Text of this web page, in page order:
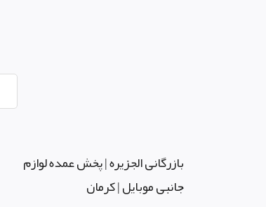
بازرگانی الجزيره | پخش عمده لوازم
جانبی موبایل | کرمان